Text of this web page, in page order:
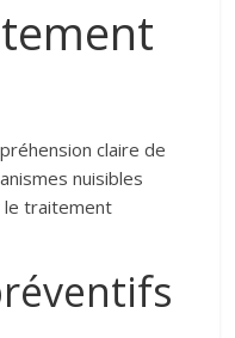
claire de
nuisibles
le traitement